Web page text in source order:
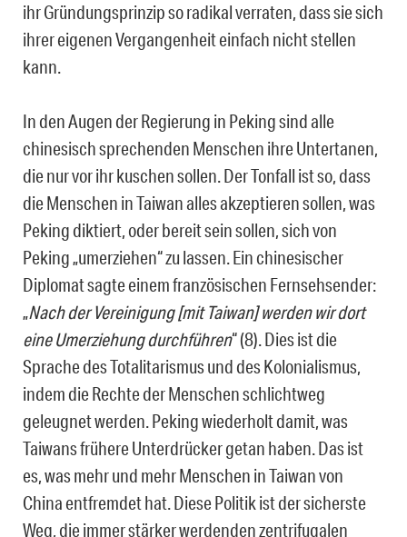
ihr Gründungsprinzip so radikal verraten, dass sie sich
ihrer eigenen Vergangenheit einfach nicht stellen
kann.
In den Augen der Regierung in Peking sind alle
chinesisch sprechenden Menschen ihre Untertanen,
die nur vor ihr kuschen sollen. Der Tonfall ist so, dass
die Menschen in Taiwan alles akzeptieren sollen, was
Peking diktiert, oder bereit sein sollen, sich von
Peking „umerziehen“ zu lassen. Ein chinesischer
Diplomat sagte einem französischen Fernsehsender:
„Nach der Vereinigung [mit Taiwan] werden wir dort
eine Umerziehung durchführen“ (8). Dies ist die
Sprache des Totalitarismus und des Kolonialismus,
indem die Rechte der Menschen schlichtweg
geleugnet werden. Peking wiederholt damit, was
Taiwans frühere Unterdrücker getan haben. Das ist
es, was mehr und mehr Menschen in Taiwan von
China entfremdet hat. Diese Politik ist der sicherste
Weg, die immer stärker werdenden zentrifugalen